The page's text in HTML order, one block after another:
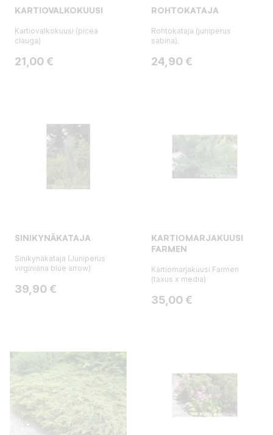
KARTIOVALKOKUUSI
Kartiovalkokuusi (picea
clauga)
Hinta
21,00 €
ROHTOKATAJA
Rohtokataja (juniperus
sabina).
Hinta
24,90 €
SINIKYNÄKATAJA
Sinikynäkataja (Juniperus
virginiana blue arrow)
Hinta
39,90 €
KARTIOMARJAKUUSI
FARMEN
Kartiomarjakuusi Farmen
(taxus x media)
Hinta
35,00 €